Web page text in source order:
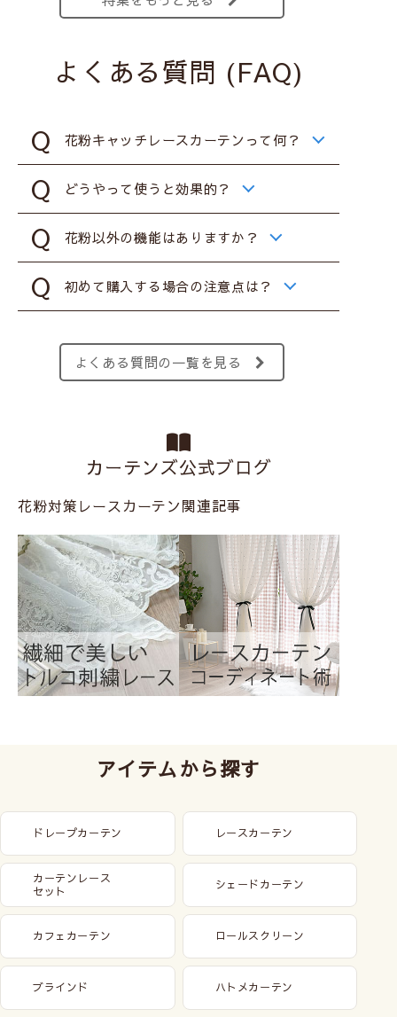
よくある質問 (FAQ)
花粉キャッチレースカーテンって何？
どうやって使うと効果的？
花粉以外の機能はありますか？
初めて購入する場合の注意点は？
よくある質問の一覧を見る
カーテンズ公式ブログ
花粉対策レースカーテン関連記事
アイテムから探す
ドレープカーテン レースカーテン
カーテンレース
セット
シェードカーテン
カフェカーテン ロールスクリーン
ブラインド ハトメカーテン